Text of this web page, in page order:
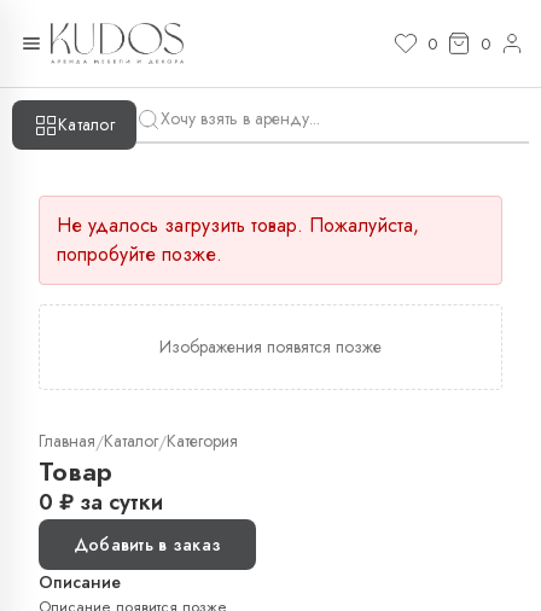
0 0
Каталог
Не удалось загрузить товар. Пожалуйста,
попробуйте позже.
Изображения появятся позже
Главная/Каталог/Категория
Товар
0 ₽ за сутки
Добавить в заказ
Описание